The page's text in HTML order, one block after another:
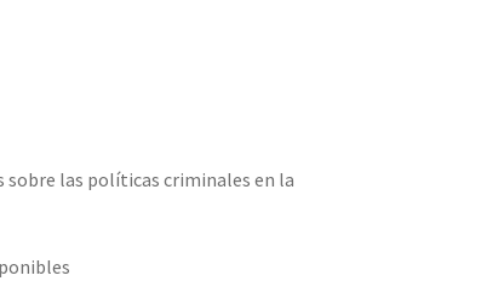
las políticas criminales en la